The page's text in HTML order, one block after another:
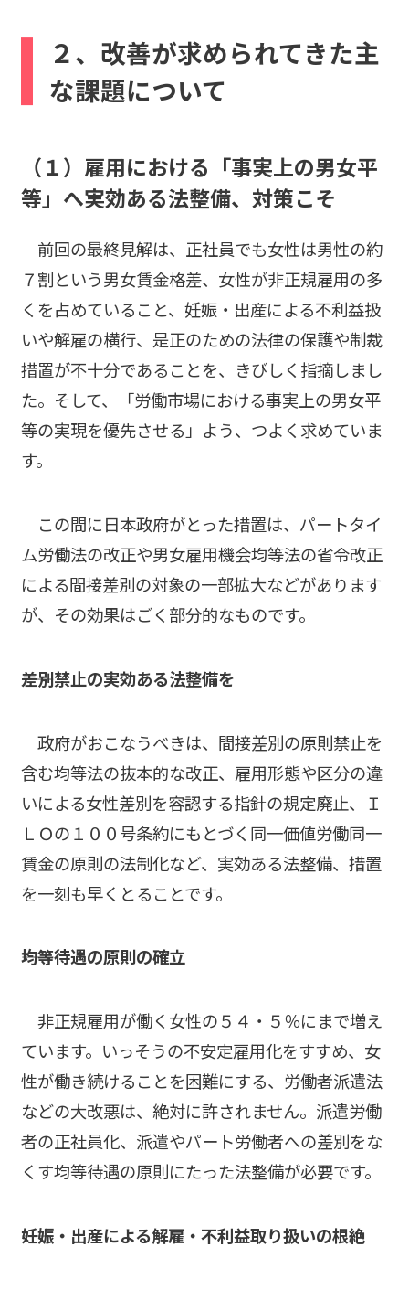
２、改善が求められてきた主
な課題について
（１）雇用における「事実上の男女平
等」へ実効ある法整備、対策こそ
前回の最終見解は、正社員でも女性は男性の約
７割という男女賃金格差、女性が非正規雇用の多
くを占めていること、妊娠・出産による不利益扱
いや解雇の横行、是正のための法律の保護や制裁
措置が不十分であることを、きびしく指摘しまし
た。そして、「労働市場における事実上の男女平
等の実現を優先させる」よう、つよく求めていま
す。
この間に日本政府がとった措置は、パートタイ
ム労働法の改正や男女雇用機会均等法の省令改正
による間接差別の対象の一部拡大などがあります
が、その効果はごく部分的なものです。
――差別禁止の実効ある法整備を
政府がおこなうべきは、間接差別の原則禁止を
含む均等法の抜本的な改正、雇用形態や区分の違
いによる女性差別を容認する指針の規定廃止、Ｉ
ＬＯの１００号条約にもとづく同一価値労働同一
賃金の原則の法制化など、実効ある法整備、措置
を一刻も早くとることです。
――均等待遇の原則の確立
非正規雇用が働く女性の５４・５％にまで増え
ています。いっそうの不安定雇用化をすすめ、女
性が働き続けることを困難にする、労働者派遣法
などの大改悪は、絶対に許されません。派遣労働
者の正社員化、派遣やパート労働者への差別をな
くす均等待遇の原則にたった法整備が必要です。
――妊娠・出産による解雇・不利益取り扱いの根絶